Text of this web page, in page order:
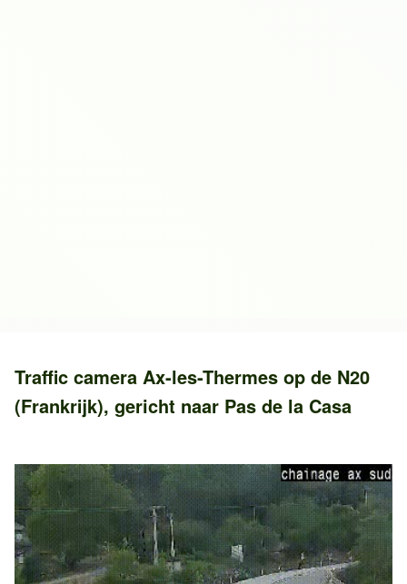
Traffic camera Ax-les-Thermes op de N20
(Frankrijk), gericht naar Pas de la Casa